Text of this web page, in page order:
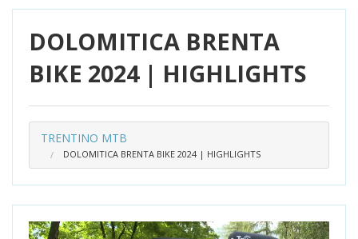
DOLOMITICA BRENTA
BIKE 2024 | HIGHLIGHTS
TRENTINO MTB
DOLOMITICA BRENTA BIKE 2024 | HIGHLIGHTS